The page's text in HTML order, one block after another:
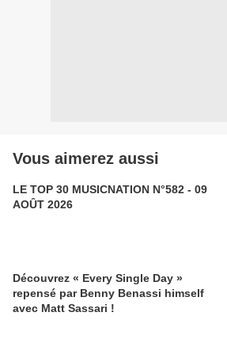
Vous aimerez aussi
LE TOP 30 MUSICNATION N°582 - 09
AOÛT 2026
Découvrez « Every Single Day »
repensé par Benny Benassi himself
avec Matt Sassari !